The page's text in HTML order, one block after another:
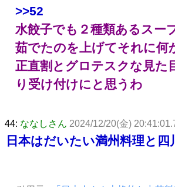
>>52
水餃子でも２種類あるスー
茹でたのを上げてそれに何
正直割とグロテスクな見た
り受け付けにと思うわ
44: ななしさん 2024/12/20(金)
日本はだいたい満州料理と四